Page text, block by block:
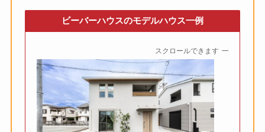
ビーバーハウスのモデルハウス一例
スクロールできます